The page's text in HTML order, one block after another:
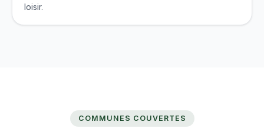
loisir.
COMMUNES COUVERTES